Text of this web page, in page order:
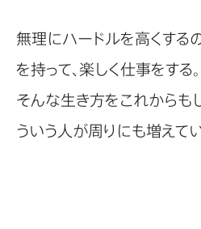
無理にハードルを高くする
を持って、楽しく仕事をする。
そんな生き方をこれからも
ういう人が周りにも増えて